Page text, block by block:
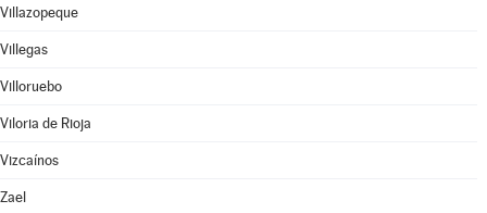
Villazopeque
Villegas
Villoruebo
Viloria de Rioja
Vizcaínos
Zael